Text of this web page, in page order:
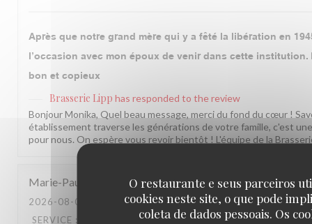
O restaurante e seus parceiros
cookies neste site, o que pode
coleta de dados pessoais. Os
Après que notre grand mère qui y a fêté la libération en
l’occasion avec mon époux de venir dans cette institution.
bon et copieux
Brasserie Lipp has responded to the review
Bonjour Monika, Quel beau message, merci du fond du cœur !
établissement traverse les générations de votre famille, c'est
pour nous. On espère vous revoir bientôt ! L'équipe de la
Marie-Paul
2026-08-01
- 20:00 - GUESTS 4
SERVICE : AMBIENCE: 4/5 MENU: 3/5 QUALITY_PRICE